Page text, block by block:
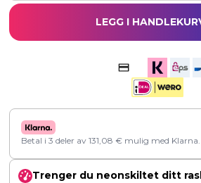
LEGG I
Betal i 3 deler av 131,08 € mulig med Klarna.
Trenger du neonskiltet ditt